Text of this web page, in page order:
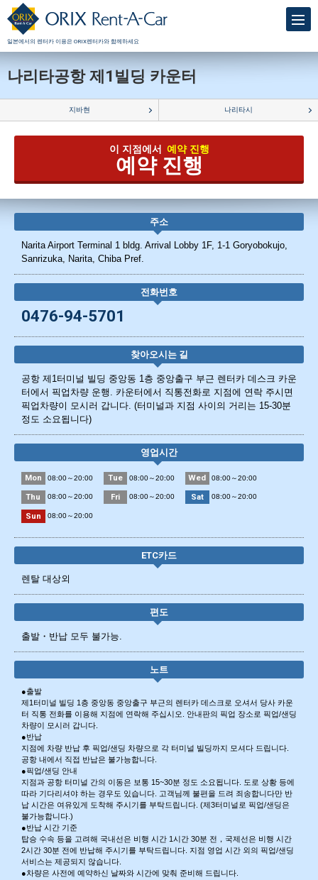
일본에서의 렌터카 이용은 ORIX렌터카와 함께하세요
나리타공항 제1빌딩 카운터
지바현 나리타시
이 지점에서 예약 진행
예약 진행
주소
Narita Airport Terminal 1 bldg. Arrival Lobby 1F, 1-1 Goryobokujo,
Sanrizuka, Narita, Chiba Pref.
전화번호
0476-94-5701
찾아오시는 길
공항 제1터미널 빌딩 중앙동 1층 중앙출구 부근 렌터카 데스크 카운
터에서 픽업차량 운행. 카운터에서 직통전화로 지점에 연락 주시면
픽업차량이 모시러 갑니다. (터미널과 지점 사이의 거리는 15-30분
정도 소요됩니다)
영업시간
Mon 08:00～20:00 Tue 08:00～20:00 Wed 08:00～20:00
Thu 08:00～20:00 Fri 08:00～20:00 Sat 08:00～20:00
Sun 08:00～20:00
ETC카드
렌탈 대상외
편도
출발・반납 모두 불가능.
노트
●출발
제1터미널 빌딩 1층 중앙동 중앙출구 부근의 렌터카 데스크로 오셔서 당사 카운
터 직통 전화를 이용해 지점에 연락해 주십시오. 안내판의 픽업 장소로 픽업/샌딩
차량이 모시러 갑니다.
●반납
지점에 차량 반납 후 픽업/샌딩 차량으로 각 터미널 빌딩까지 모셔다 드립니다.
공항 내에서 직접 반납은 불가능합니다.
●픽업/샌딩 안내
지점과 공항 터미널 간의 이동은 보통 15~30분 정도 소요됩니다. 도로 상황 등에
따라 기다리셔야 하는 경우도 있습니다. 고객님께 불편을 드려 죄송합니다만 반
납 시간은 여유있게 도착해 주시기를 부탁드립니다. (제3터미널로 픽업/샌딩은
불가능합니다.)
●반납 시간 기준
탑승 수속 등을 고려해 국내선은 비행 시간 1시간 30분 전，국제선은 비행 시간
2시간 30분 전에 반납해 주시기를 부탁드립니다. 지점 영업 시간 외의 픽업/샌딩
서비스는 제공되지 않습니다.
●차량은 사전에 예약하신 날짜와 시간에 맞춰 준비해 드립니다.